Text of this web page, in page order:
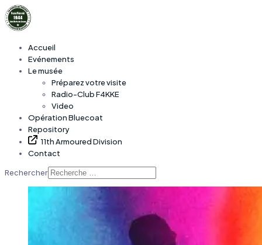
Accueil
Evénements
Le musée
Préparez votre visite
Radio-Club F4KKE
Video
Opération Bluecoat
Repository
11th Armoured Division
Contact
Rechercher